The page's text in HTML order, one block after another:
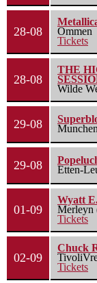
28-08
Ommen
Tickets
28-08
THE
Wilde
29-08
29-08
Etten-
01-09
Wyatt
Merleyn
Tickets
02-09
Chuck
Tickets